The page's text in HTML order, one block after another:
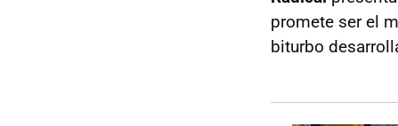
promete ser el
biturbo